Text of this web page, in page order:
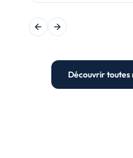
Previous slide
Next slide
Découvrir toutes